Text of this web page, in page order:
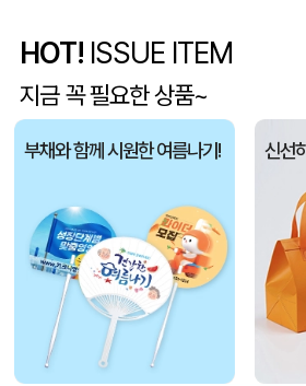
유OO
이OO 사각니들펜(0.7)
전OO [26년 설]CJ 스마트초
김OO 접이식 장바구니 포켓
담OO
HOT! ISSUE ITEM
지금 꼭 필요한 상품~
부채와 함께 시원한 여름나기! 신선